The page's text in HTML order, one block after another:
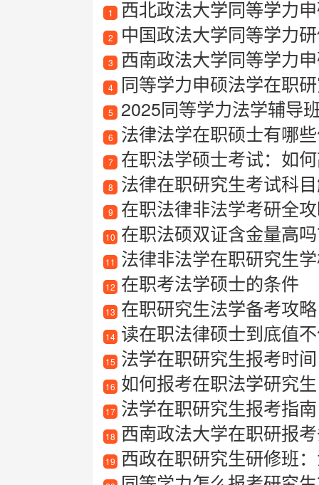
1 西北政法大学同等学力
2 中国政法大学同等学力
3 西南政法大学同等学力
4 同等学力申硕法学在职
5 2025同等学力法学辅导
6 法律法学在职硕士有哪
7 在职法学硕士考试：如
8 法律在职研究生考试科
9 在职法律非法学考研全
10 在职法硕双证含金量高吗
11 法律非法学在职研究生
12 在职考法学硕士的条件
13 在职研究生法学备考攻
14 读在职法律硕士到底值
15 法学在职研究生报考时间
16 如何报考在职法学研究生
17 法学在职研究生报考指
18 西南政法大学在职研报
19 西政在职研究生研修班